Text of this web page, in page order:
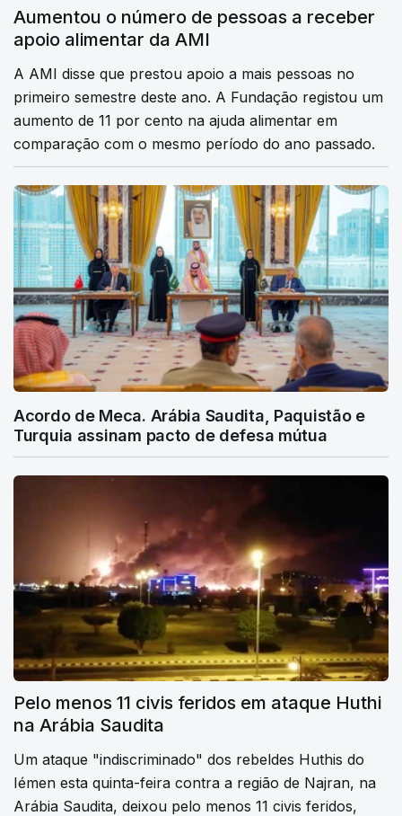
Aumentou o número de pessoas a receber
apoio alimentar da AMI
A AMI disse que prestou apoio a mais pessoas no
primeiro semestre deste ano. A Fundação registou um
aumento de 11 por cento na ajuda alimentar em
comparação com o mesmo período do ano passado.
Acordo de Meca. Arábia Saudita, Paquistão e
Turquia assinam pacto de defesa mútua
Pelo menos 11 civis feridos em ataque Huthi
na Arábia Saudita
Um ataque "indiscriminado" dos rebeldes Huthis do
Iémen esta quinta-feira contra a região de Najran, na
Arábia Saudita, deixou pelo menos 11 civis feridos,